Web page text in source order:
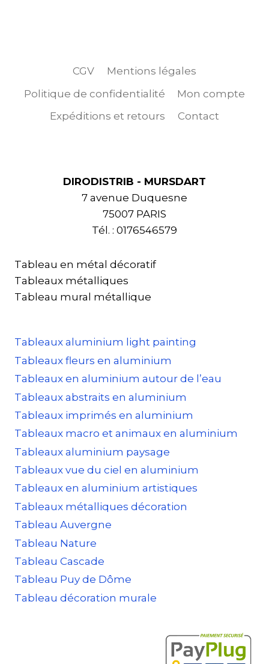
CGV
Mentions légales
Politique de confidentialité
Mon compte
Expéditions et retours
Contact
DIRODISTRIB - MURSDART
7 avenue Duquesne
75007 PARIS
Tél. : 0176546579
Tableau en métal décoratif
Tableaux métalliques
Tableau mural métallique
Tableaux aluminium light painting
Tableaux fleurs en aluminium
Tableaux en aluminium autour de l’eau
Tableaux abstraits en aluminium
Tableaux imprimés en aluminium
Tableaux macro et animaux en aluminium
Tableaux aluminium paysage
Tableaux vue du ciel en aluminium
Tableaux en aluminium artistiques
Tableaux métalliques décoration
Tableau Auvergne
Tableau Nature
Tableau Cascade
Tableau Puy de Dôme
Tableau décoration murale